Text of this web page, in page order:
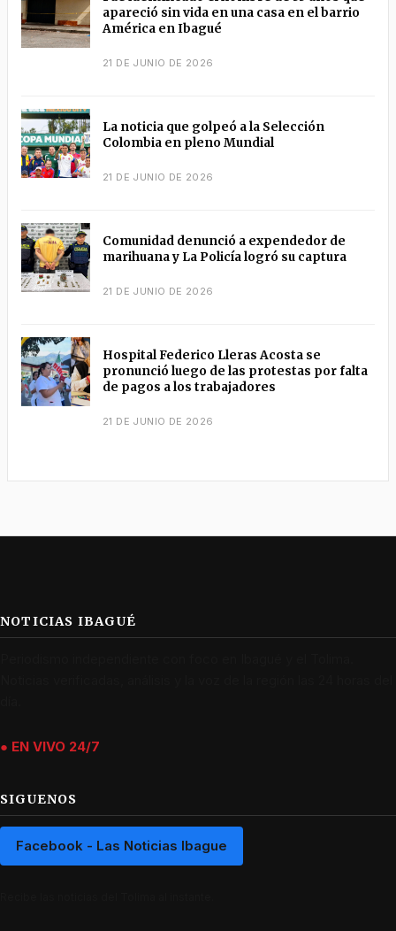
apareció sin vida en una casa en el barrio
América en Ibagué
21 DE JUNIO DE 2026
La noticia que golpeó a la Selección
Colombia en pleno Mundial
21 DE JUNIO DE 2026
Comunidad denunció a expendedor de
marihuana y La Policía logró su captura
21 DE JUNIO DE 2026
Hospital Federico Lleras Acosta se
pronunció luego de las protestas por falta
de pagos a los trabajadores
21 DE JUNIO DE 2026
NOTICIAS IBAGUÉ
● EN VIVO 24/7
SIGUENOS
Facebook - Las Noticias Ibague